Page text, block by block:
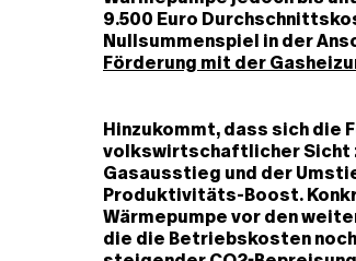
9.500 Euro
Nullsummenspiel in der
Förderung mit der
Hinzukommt, dass sich die
volkswirtschaftlicher Sicht
Gasausstieg und der
Produktivitäts-Boost.
Wärmepumpe vor den
die die Betriebskosten